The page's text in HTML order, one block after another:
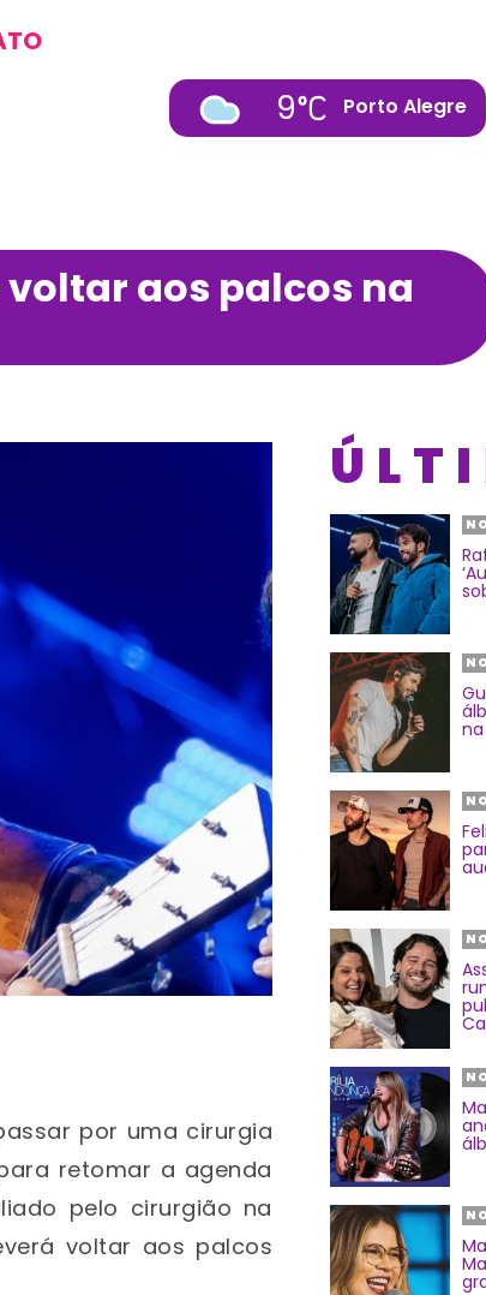
Porto Alegre
9
aos palcos na
por uma cirurgia
retomar a agenda
pelo cirurgião na
voltar aos palcos